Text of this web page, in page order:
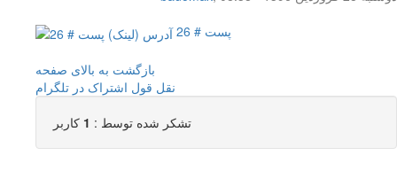
پست # 26
بازگشت به بالای صفحه
نقل قول اشتراک در تلگرام
تشکر شده توسط : 1 کاربر